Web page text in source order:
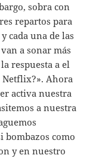
sobra con
repartos para
cada una de las
a sonar más
respuesta a el
Netflix?». Ahora
activa nuestra
a nuestra
bombazos como
y en nuestro